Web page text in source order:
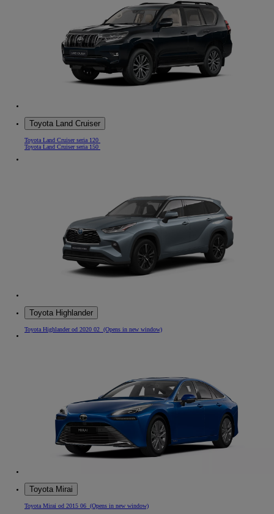
Toyota Land Cruiser
Toyota Land Cruiser seria 120
Toyota Land Cruiser seria 150
Toyota Highlander
Toyota Highlander od 2020 02 (Opens in new window)
Toyota Mirai
Toyota Mirai od 2015 06 (Opens in new window)